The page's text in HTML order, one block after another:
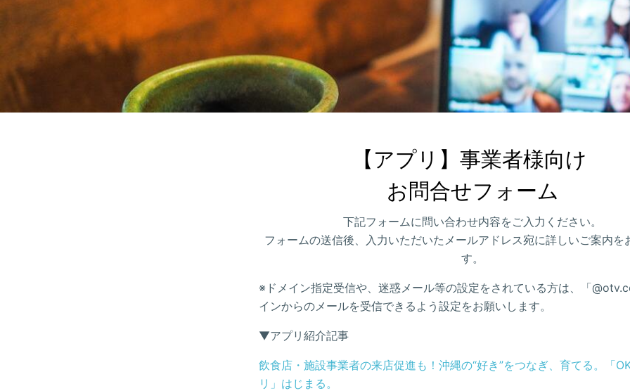
【アプリ】事業者様向け
お問合せフォーム
下記フォームに問い合わせ内容をご入力ください。
フォームの送信後、入力いただいたメールアドレス宛に詳しいご案内を
す。
※ドメイン指定受信や、迷惑メール等の設定をされている方は、「
インからのメールを受信できるよう設定をお願いします。
▼アプリ紹介記事
飲食店・施設事業者の来店促進も！沖縄の“好き”をつなぎ、育てる。「
リ」はじまる。